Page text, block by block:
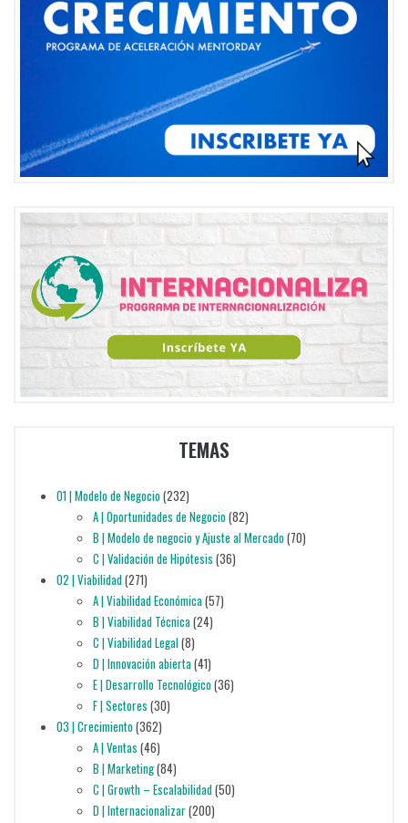
TEMAS
01 | Modelo de Negocio(232)
A | Oportunidades de Negocio(82)
B | Modelo de negocio y Ajuste al Mercado(70)
C | Validación de Hipótesis (36)
02 | Viabilidad(271)
A | Viabilidad Económica(57)
B | Viabilidad Técnica(24)
C | Viabilidad Legal(8)
D | Innovación abierta(41)
E | Desarrollo Tecnológico(36)
F | Sectores (30)
03 | Crecimiento(362)
A | Ventas (46)
B | Marketing(84)
C | Growth – Escalabilidad(50)
D | Internacionalizar(200)